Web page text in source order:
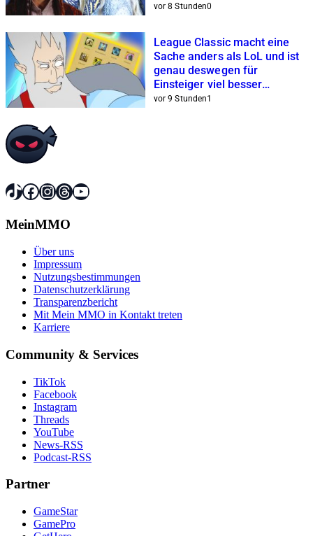
vor 8 Stunden0
League Classic macht eine
Sache anders als LoL und ist
genau deswegen für
Einsteiger viel besser
geeignet
vor 9 Stunden1
TikTok
Facebook
Instagram
Threads
YouTube
MeinMMO
Über uns
Impressum
Nutzungsbestimmungen
Datenschutzerklärung
Transparenzbericht
Mit Mein MMO in Kontakt treten
Karriere
Community & Services
TikTok
Facebook
Instagram
Threads
YouTube
News-RSS
Podcast-RSS
Partner
GameStar
GamePro